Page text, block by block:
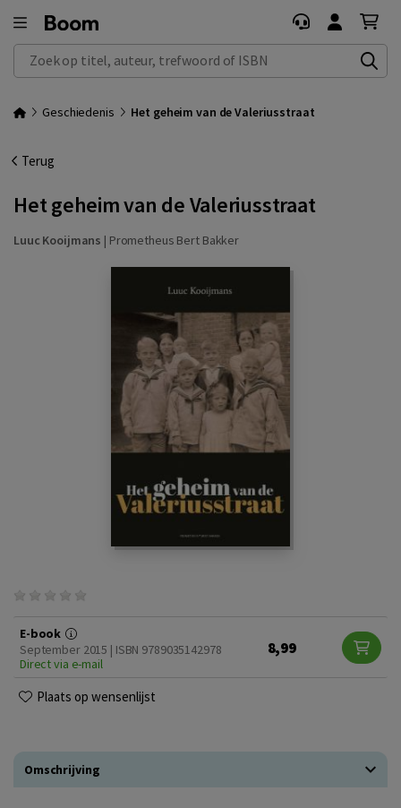
Zoek op titel, auteur, trefwoord of ISBN
Geschiedenis Het geheim van de Valeriusstraat
Terug
Het geheim van de Valeriusstraat
Luuc Kooijmans | Prometheus Bert Bakker
E-book
September 2015 | ISBN 9789035142978
Direct via e-mail
8,99
Plaats op wensenlijst
Omschrijving